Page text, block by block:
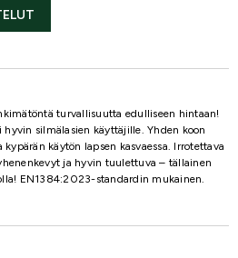
turvallisuutta edulliseen hintaan!
hyvin silmälasien käyttäjille. Yhden koon
käytön lapsen kasvaessa. Irrotettava
ja hyvin tuulettuva – tällainen
EN1384:2023-standardin mukainen.